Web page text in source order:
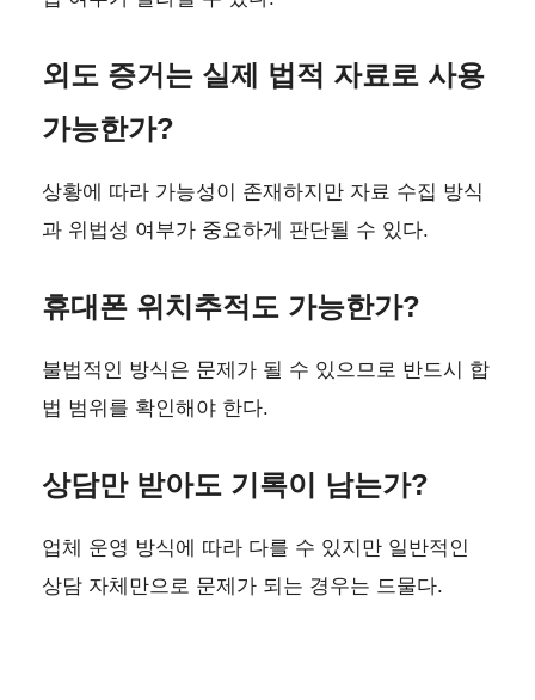
외도 증거는 실제 법적 자료로 사용
가능한가?
상황에 따라 가능성이 존재하지만 자료 수집 방식
과 위법성 여부가 중요하게 판단될 수 있다.
휴대폰 위치추적도 가능한가?
불법적인 방식은 문제가 될 수 있으므로 반드시 합
법 범위를 확인해야 한다.
상담만 받아도 기록이 남는가?
업체 운영 방식에 따라 다를 수 있지만 일반적인
상담 자체만으로 문제가 되는 경우는 드물다.